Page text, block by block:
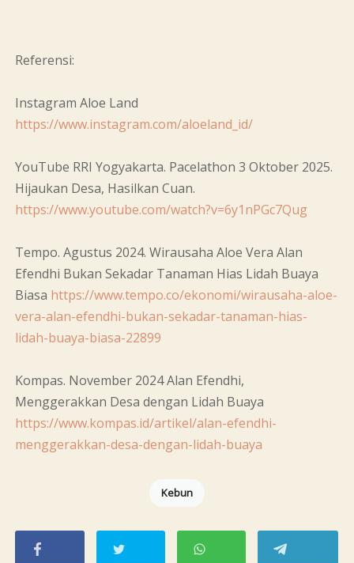
Referensi:
Instagram Aloe Land ​​
https://www.instagram.com/aloeland_id/
YouTube RRI Yogyakarta. Pacelathon 3 Oktober 2025.
Hijaukan Desa, Hasilkan Cuan.
https://www.youtube.com/watch?v=6y1nPGc7Qug
Tempo. Agustus 2024. Wirausaha Aloe Vera Alan
Efendhi Bukan Sekadar Tanaman Hias Lidah Buaya
Biasa https://www.tempo.co/ekonomi/wirausaha-aloe-
vera-alan-efendhi-bukan-sekadar-tanaman-hias-
lidah-buaya-biasa-22899
Kompas. November 2024 Alan Efendhi,
Menggerakkan Desa dengan Lidah Buaya
https://www.kompas.id/artikel/alan-efendhi-
menggerakkan-desa-dengan-lidah-buaya
Kebun